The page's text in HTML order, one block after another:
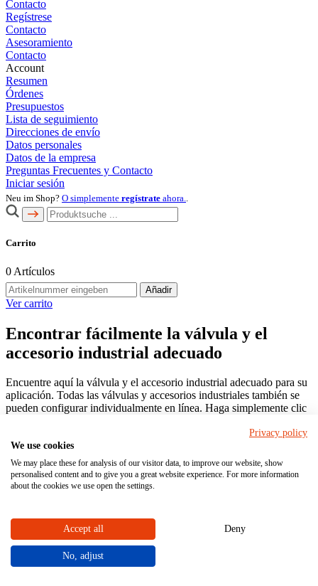
Contacto
Regístrese
Contacto
Asesoramiento
Contacto
Account
Resumen
Órdenes
Presupuestos
Lista de seguimiento
Direcciones de envío
Datos personales
Datos de la empresa
Preguntas Frecuentes y Contacto
Iniciar sesión
Neu im Shop? O simplemente regístrate ahora..
Carrito
0 Artículos
Añadir
Ver carrito
Encontrar fácilmente la válvula y el
accesorio industrial adecuado
Encuentre aquí la válvula y el accesorio industrial adecuado para su
aplicación. Todas las válvulas y accesorios industriales también se
pueden configurar individualmente en línea. Haga simplemente clic
Página principal
¡Filtrar aquí ahora!
Filtros
Privacy policy
We use cookies
We may place these for analysis of our visitor data, to improve our website, show
personalised content and to give you a great website experience. For more information
about the cookies we use open the settings.
Accept all Deny
No, adjust